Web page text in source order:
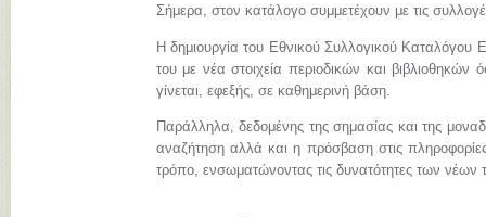
Σήμερα, στον κατάλογο συμμετέχουν με τις
Η δημιουργία του Εθνικού Συλλογικού Καταλόγου
του με νέα στοιχεία περιοδικών και
γίνεται, εφεξής, σε καθημερινή βάση.
Παράλληλα, δεδομένης της σημασίας και της
αναζήτηση αλλά και η πρόσβαση στις
τρόπο, ενσωματώνοντας τις δυνατότητες των νέων